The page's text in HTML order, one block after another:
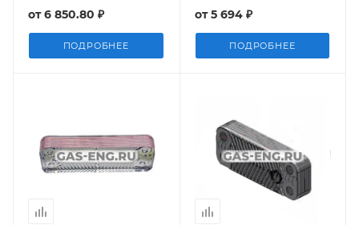
от6 850.80 ₽
ПОДРОБНЕЕ
ECO, Baxi
от5 694 ₽
ПОДРОБНЕЕ